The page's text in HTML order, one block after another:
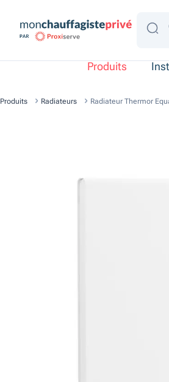
Produits
Produits Radiateurs Radiateur Thermor